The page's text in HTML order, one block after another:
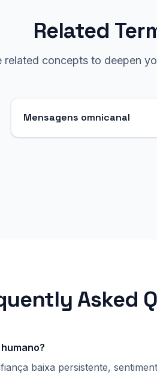
Related
related concepts to deepen
Mensagens omnicanal
Asked
baixa persistente,